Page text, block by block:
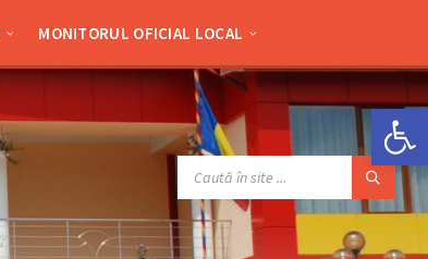
Deschide bara de unelte
MONITORUL OFICIAL LOCAL